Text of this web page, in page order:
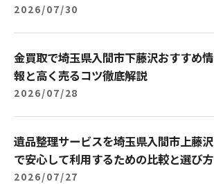
2026/07/30
金買取で埼玉県入間市下藤沢おすすめ情
報と高く売るコツ徹底解説
2026/07/28
遺品整理サービスを埼玉県入間市上藤沢
で安心して利用するための比較と選び方
2026/07/27